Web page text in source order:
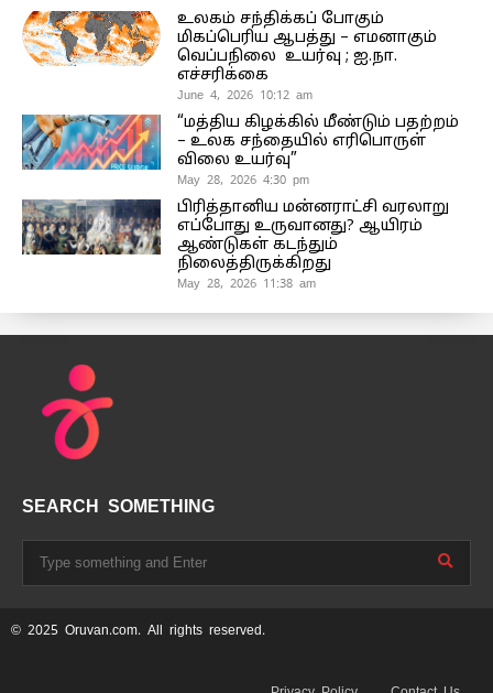
உலகம் சந்திக்கப் போகும்
மிகப்பெரிய ஆபத்து – எமனாகும்
வெப்பநிலை உயர்வு ; ஐ.நா.
எச்சரிக்கை
June 4, 2026 10:12 am
“மத்திய கிழக்கில் மீண்டும் பதற்றம்
– உலக சந்தையில் எரிபொருள்
விலை உயர்வு”
May 28, 2026 4:30 pm
பிரித்தானிய மன்னராட்சி வரலாறு
எப்போது உருவானது? ஆயிரம்
ஆண்டுகள் கடந்தும்
நிலைத்திருக்கிறது
May 28, 2026 11:38 am
SEARCH SOMETHING
© 2025 Oruvan.com. All rights reserved.